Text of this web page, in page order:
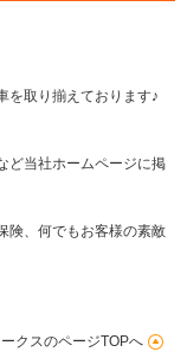
を取り揃えております♪
ど当社ホームページに掲
険、何でもお客様の素敵
クスのページTOPへ